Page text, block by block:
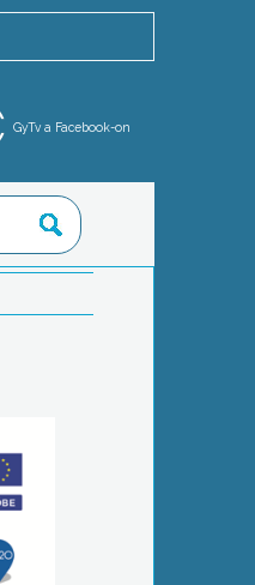
GyTv a Facebook-on